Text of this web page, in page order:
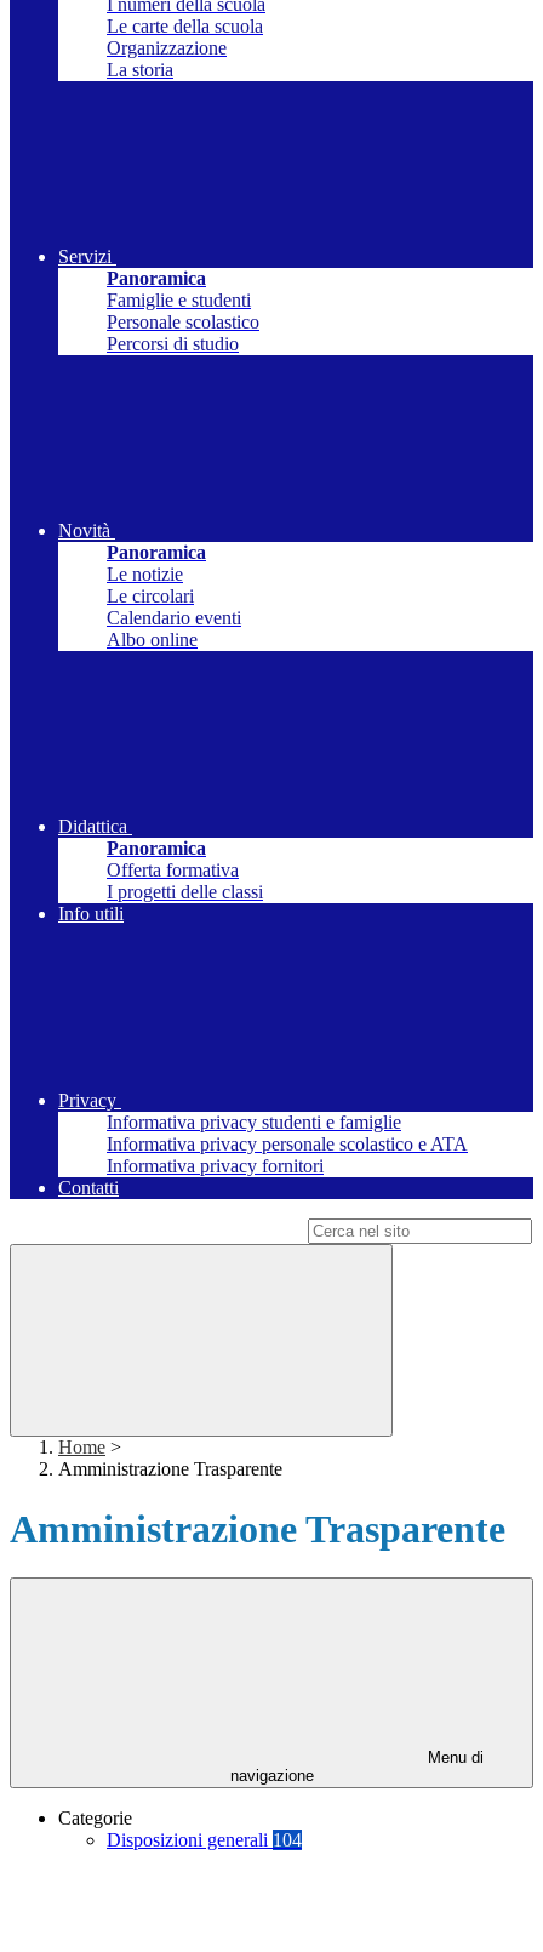
I numeri della scuola
Le carte della scuola
Organizzazione
La storia
Servizi
Panoramica
Famiglie e studenti
Personale scolastico
Percorsi di studio
Novità
Panoramica
Le notizie
Le circolari
Calendario eventi
Albo online
Didattica
Panoramica
Offerta formativa
I progetti delle classi
Info utili
Privacy
Informativa privacy studenti e famiglie
Informativa privacy personale scolastico e ATA
Informativa privacy fornitori
Contatti
Home >
Amministrazione Trasparente
Amministrazione Trasparente
Menu di
navigazione
Categorie
Disposizioni generali 104